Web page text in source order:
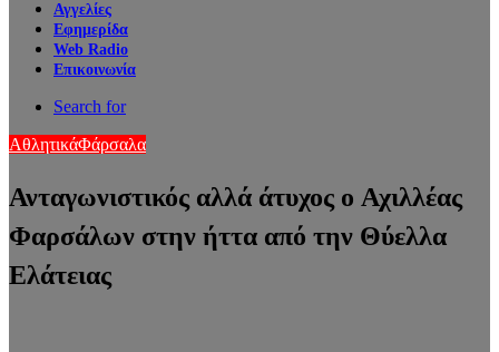
Αγγελίες
Εφημερίδα
Web Radio
Επικοινωνία
Search for
ΑθλητικάΦάρσαλα
Ανταγωνιστικός αλλά άτυχος ο Αχιλλέας
Φαρσάλων στην ήττα από την Θύελλα
Ελάτειας